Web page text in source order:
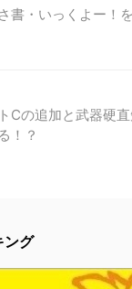
書・いっくよー！
Cの追加と武器硬
！？
ング